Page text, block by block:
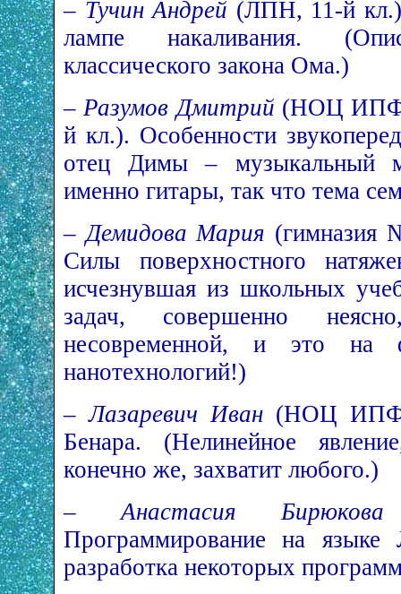
– Тучин Андрей (ЛПН, 11-й
лампе накаливания.
классического закона Ома.)
– Разумов Дмитрий (НОЦ ИПФ
й кл.). Особенности
отец Димы – музыкальный
именно гитары, так что тема
– Демидова Мария (гимназия
Силы поверхностного
исчезнувшая из школьных
задач, совершенно
несовременной, и это на
нанотехнологий!)
–Лазаревич Иван(НОЦ ИПФ
Бенара. (Нелинейное
конечно же, захватит любого.)
– Анастасия Бирюкова
Программирование на языке
разработка некоторых